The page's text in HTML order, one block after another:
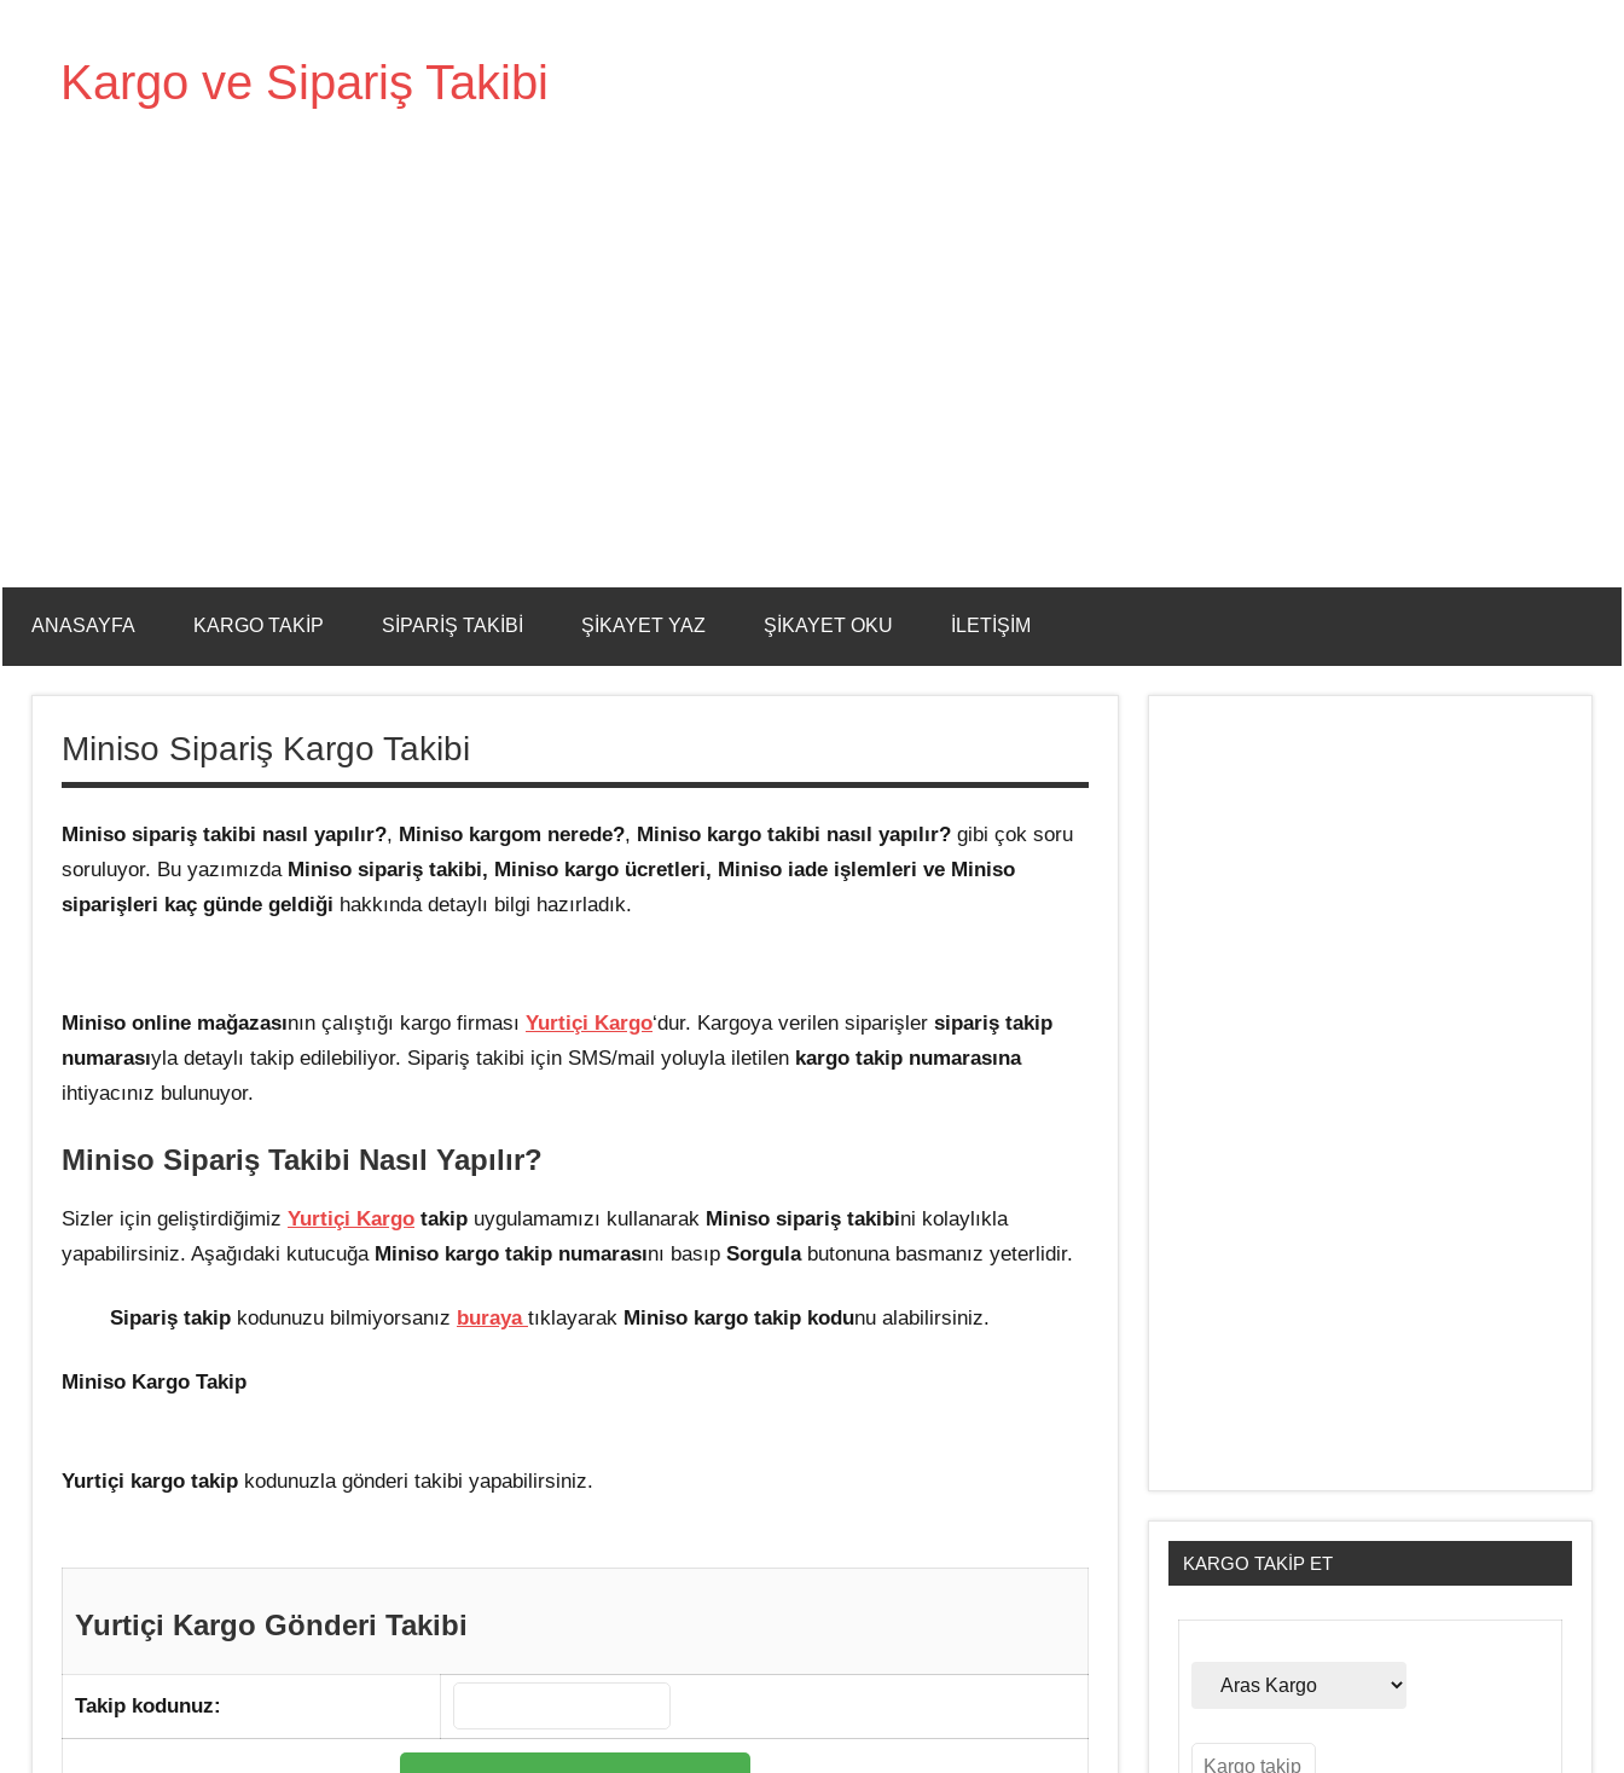
Kargo ve Sipariş Takibi
Kargo
ANASAYFA KARGO TAKIP SIPARIŞ TAKIBI ŞIKAYET YAZ ŞIKAYET OKU İLETIŞIM
Miniso Sipariş Kargo Takibi
Miniso sipariş takibi nasıl yapılır?, Miniso kargom nerede?, Miniso kargo takibi nasıl yapılır? gibi çok soru
soruluyor. Bu yazımızda Miniso sipariş takibi, Miniso kargo ücretleri, Miniso iade işlemleri ve Miniso
siparişleri kaç günde geldiği hakkında detaylı bilgi hazırladık.
Miniso online mağazasının çalıştığı kargo firması Yurtiçi Kargo‘dur. Kargoya verilen siparişler sipariş takip
numarasıyla detaylı takip edilebiliyor. Sipariş takibi için SMS/mail yoluyla iletilen kargo takip numarasına
ihtiyacınız bulunuyor.
Miniso Sipariş Takibi Nasıl Yapılır?
Sizler için geliştirdiğimiz Yurtiçi Kargo takip uygulamamızı kullanarak Miniso sipariş takibini kolaylıkla
yapabilirsiniz. Aşağıdaki kutucuğa Miniso kargo takip numarasını basıp Sorgulabutonuna basmanız yeterlidir.
Sipariş takip kodunuzu bilmiyorsanız buraya tıklayarak Miniso kargo takip kodunu alabilirsiniz.
Miniso Kargo Takip
Yurtiçi kargo takip kodunuzla gönderi takibi yapabilirsiniz.
Yurtiçi Kargo Gönderi Takibi
Takip kodunuz:
KARGO TAKIP ET